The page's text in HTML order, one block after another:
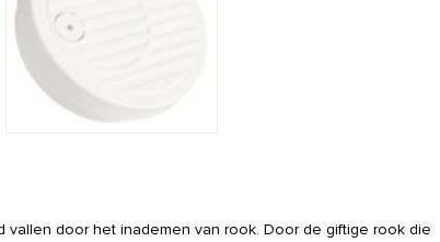
vallen door het inademen van rook. Door de giftige rook die